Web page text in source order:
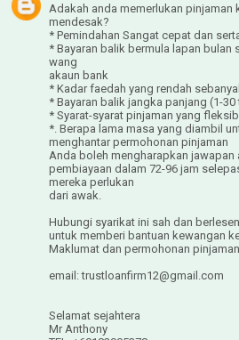
Adakah anda memerlukan pinjaman
mendesak?
* Pemindahan Sangat cepat dan
* Bayaran balik bermula lapan bulan
wang
akaun bank
* Kadar faedah yang rendah
* Bayaran balik jangka panjang (1-30
* Syarat-syarat pinjaman yang
*. Berapa lama masa yang diambil
menghantar permohonan pinjaman
Anda boleh mengharapkan jawapan
pembiayaan dalam 72-96 jam
mereka perlukan
dari awak.
Hubungi syarikat ini sah dan
untuk memberi bantuan kewangan
Maklumat dan permohonan
email: trustloanfirm12@gmail.com
Selamat sejahtera
Mr Anthony